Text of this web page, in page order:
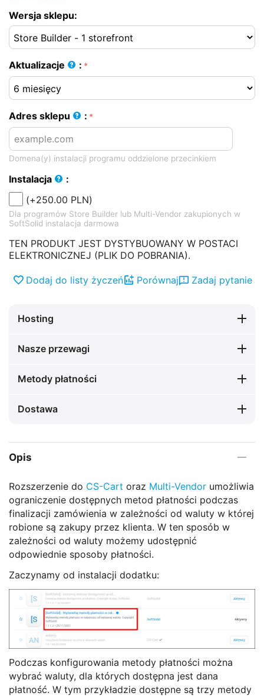
Wersja sklepu:
Aktualizacje :
Adres sklepu :
Domena(y) instalacji programu oddzielone przecinkiem
Instalacja
:
(+250.00 PLN)
Dla programów Store Builder lub Multi-Vendor zakupionych w
SoftSolid instalacja darmowa
TEN PRODUKT JEST DYSTYBUOWANY W POSTACI
ELEKTRONICZNEJ (PLIK DO POBRANIA).
Dodaj do listy życzeń Porównaj Zadaj pytanie
Hosting
Nasze przewagi
Metody płatności
Dostawa
Opis
Rozszerzenie do CS-Cart oraz Multi-Vendor umożliwia
ograniczenie dostępnych metod płatności podczas
finalizacji zamówienia w zależności od waluty w której
robione są zakupy przez klienta. W ten sposób w
zależności od waluty możemy udostępnić
odpowiednie sposoby płatności.
Zaczynamy od instalacji dodatku:
Podczas konfigurowania metody płatności można
wybrać waluty, dla których dostępna jest dana
płatność. W tym przykładzie dostępne są trzy metody